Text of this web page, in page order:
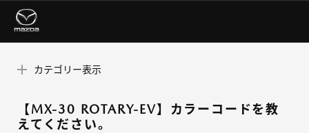
カテゴリー表示
【MX-30 ROTARY-EV】カラーコードを教
えてください。